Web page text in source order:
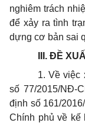
nghiêm trách
để xảy ra tình
dựng cơ bản sai
III. Đ Ề
1. Về việc
số 77/2015/NĐ-
định số 161/
Chính phủ về kế